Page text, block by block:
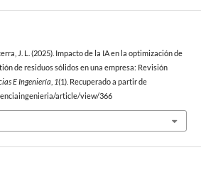
J. L. (2025). Impacto de la IA en la optimización de
de residuos sólidos en una empresa: Revisión
E Ingeniería 1(1). Recuperado a partir de
article/view/366